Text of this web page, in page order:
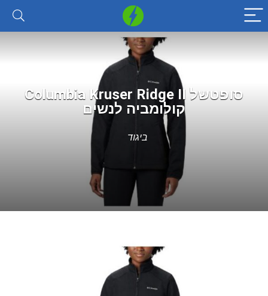
סופטשל Columbia Kruser Ridge II
קולומביה לנשים
ביגוד